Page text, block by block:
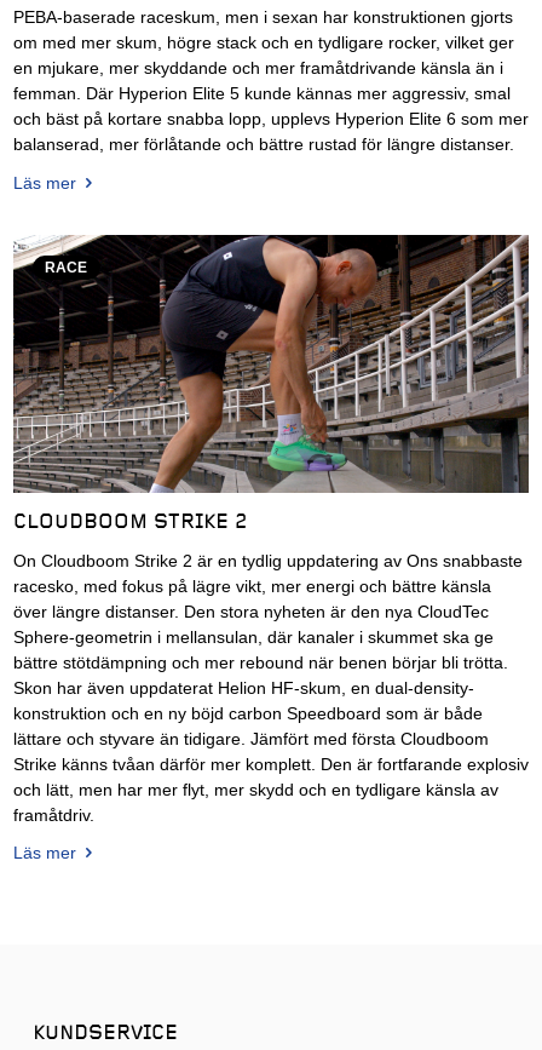
PEBA-baserade raceskum, men i sexan har konstruktionen gjorts
om med mer skum, högre stack och en tydligare rocker, vilket ger
en mjukare, mer skyddande och mer framåtdrivande känsla än i
femman. Där Hyperion Elite 5 kunde kännas mer aggressiv, smal
och bäst på kortare snabba lopp, upplevs Hyperion Elite 6 som mer
balanserad, mer förlåtande och bättre rustad för längre distanser.
Läs mer
RACE
CLOUDBOOM STRIKE 2
On Cloudboom Strike 2 är en tydlig uppdatering av Ons snabbaste
racesko, med fokus på lägre vikt, mer energi och bättre känsla
över längre distanser. Den stora nyheten är den nya CloudTec
Sphere-geometrin i mellansulan, där kanaler i skummet ska ge
bättre stötdämpning och mer rebound när benen börjar bli trötta.
Skon har även uppdaterat Helion HF-skum, en dual-density-
konstruktion och en ny böjd carbon Speedboard som är både
lättare och styvare än tidigare. Jämfört med första Cloudboom
Strike känns tvåan därför mer komplett. Den är fortfarande explosiv
och lätt, men har mer flyt, mer skydd och en tydligare känsla av
framåtdriv.
Läs mer
KUNDSERVICE